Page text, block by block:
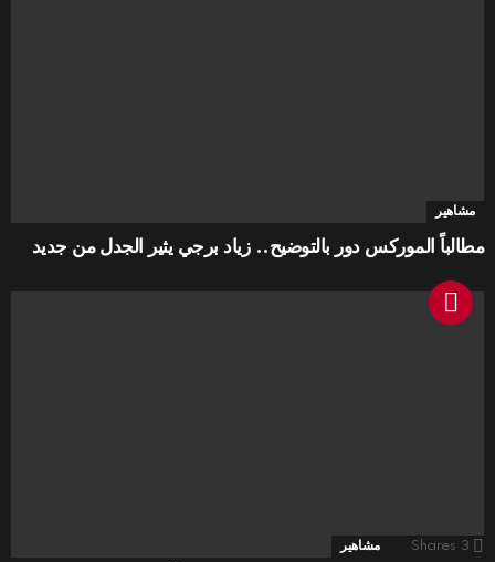
مشاهير
مطالباً الموركس دور بالتوضيح.. زياد برجي يثير الجدل من جديد
3
Shares مشاهير